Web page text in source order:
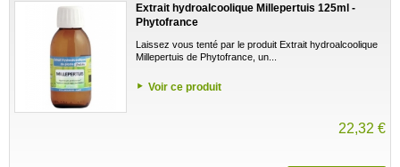
Extrait hydroalcoolique Millepertuis 125ml -
Phytofrance
Laissez vous tenté par le produit Extrait hydroalcoolique
Millepertuis de Phytofrance, un...
Voir ce produit
22,32 €